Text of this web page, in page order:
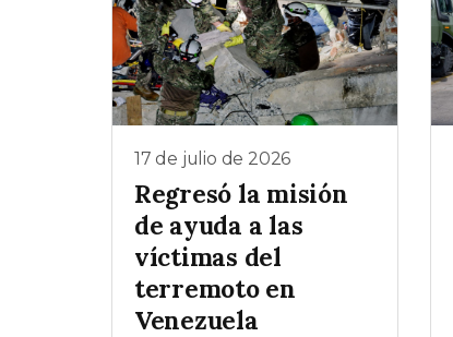
17 de julio de 2026
Regresó la misión
de ayuda a las
víctimas del
terremoto en
Venezuela